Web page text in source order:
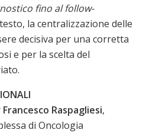
fino al follow-
la centralizzazione delle
decisiva per una corretta
e per la scelta del
Francesco Raspagliesi,
di Oncologia